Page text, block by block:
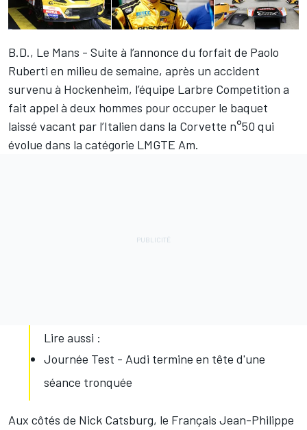
B.D., Le Mans - Suite à l’annonce du forfait de Paolo
Ruberti en milieu de semaine, après un accident
survenu à Hockenheim, l’équipe Larbre Competition a
fait appel à deux hommes pour occuper le baquet
laissé vacant par l’Italien dans la Corvette n°50 qui
évolue dans la catégorie LMGTE Am.
Lire aussi :
Journée Test - Audi termine en tête d'une
séance tronquée
Aux côtés de Nick Catsburg, le Français Jean-Philippe